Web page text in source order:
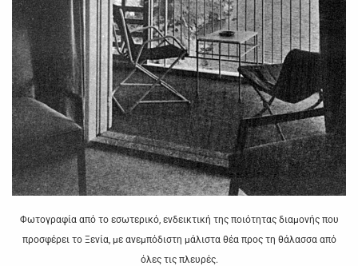
Φωτογραφία από το εσωτερικό, ενδεικτική της ποιότητας διαμονής που
προσφέρει το Ξενία, με ανεμπόδιστη μάλιστα θέα προς τη θάλασσα από
όλες τις πλευρές.